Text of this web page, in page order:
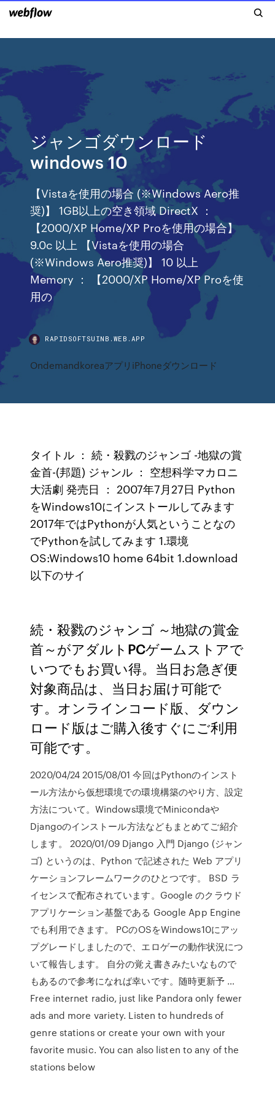
ジャンゴダウンロード
windows 10
【Vistaを使用の場合 (※Windows Aero推
奨)】 1GB以上の空き領域 DirectX ：
【2000/XP Home/XP Proを使用の場合】
9.0c 以上 【Vistaを使用の場合
(※Windows Aero推奨)】 10 以上
Memory ： 【2000/XP Home/XP Proを使
用の
RAPIDSOFTSUINB.WEB.APP
OndemandkoreaアプリiPhoneダウンロード
タイトル ： 続・殺戮のジャンゴ -地獄の賞
金首-(邦題) ジャンル ： 空想科学マカロニ
大活劇 発売日 ： 2007年7月27日 Python
をWindows10にインストールしてみます
2017年ではPythonが人気ということなの
でPythonを試してみます 1.環境
OS:Windows10 home 64bit 1.download
以下のサイ
続・殺戮のジャンゴ ～地獄の賞金
首～がアダルトPCゲームストアで
いつでもお買い得。当日お急ぎ便
対象商品は、当日お届け可能で
す。オンラインコード版、ダウン
ロード版はご購入後すぐにご利用
可能です。
2020/04/24 2015/08/01 今回はPythonのインスト
ール方法から仮想環境での環境構築のやり方、設定
方法について。Windows環境でMinicondaや
Djangoのインストール方法などもまとめてご紹介
します。 2020/01/09 Django 入門 Django (ジャン
ゴ) というのは、Python で記述された Web アプリ
ケーションフレームワークのひとつです。 BSD ラ
イセンスで配布されています。Google のクラウド
アプリケーション基盤である Google App Engine
でも利用できます。 PCのOSをWindows10にアッ
プグレードしましたので、エロゲーの動作状況につ
いて報告します。 自分の覚え書きみたいなもので
もあるので参考になれば幸いです。随時更新予 …
Free internet radio, just like Pandora only fewer
ads and more variety. Listen to hundreds of
genre stations or create your own with your
favorite music. You can also listen to any of the
stations below